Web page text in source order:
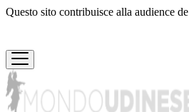
Questo sito contribuisce alla audience de